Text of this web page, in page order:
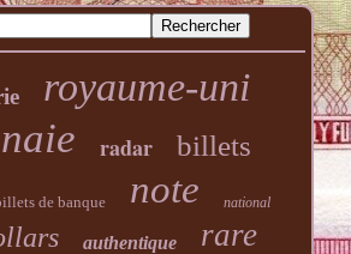
royaume-uni
radar billets
de banque note national
authentique rare